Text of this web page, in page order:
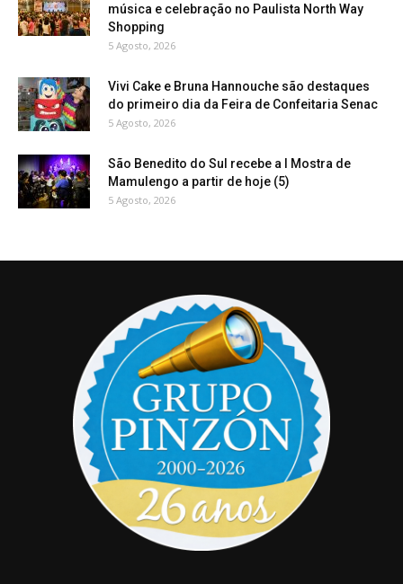
música e celebração no Paulista North Way
Shopping
5 Agosto, 2026
Vivi Cake e Bruna Hannouche são destaques
do primeiro dia da Feira de Confeitaria Senac
5 Agosto, 2026
São Benedito do Sul recebe a I Mostra de
Mamulengo a partir de hoje (5)
5 Agosto, 2026